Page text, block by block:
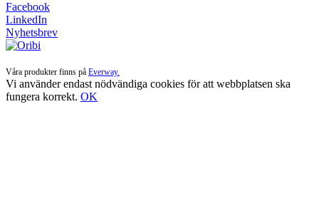
Facebook
LinkedIn
Nyhetsbrev
Våra produkter finns på Everway.
Vi använder endast nödvändiga cookies för att webbplatsen ska
fungera korrekt. OK